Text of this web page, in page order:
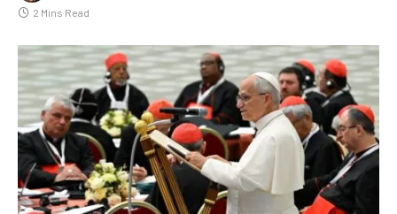
2 Mins Read